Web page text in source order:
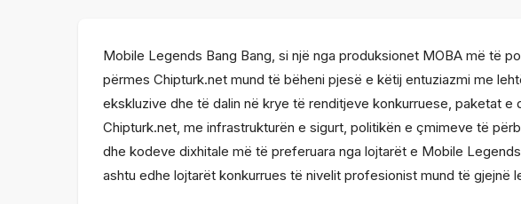
Mobile Legends Bang Bang, si një nga produksionet MOBA më të
përmes Chipturk.net mund të bëheni pjesë e këtij entuziazmi me
ekskluzive dhe të dalin në krye të renditjeve konkurruese, paketat
Chipturk.net, me infrastrukturën e sigurt, politikën e çmimeve të
dhe kodeve dixhitale më të preferuara nga lojtarët e Mobile
ashtu edhe lojtarët konkurrues të nivelit profesionist mund të